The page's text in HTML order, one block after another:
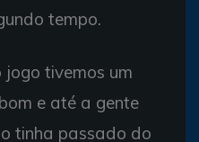
tempo.
tivemos um
e até a gente
tinha passado do